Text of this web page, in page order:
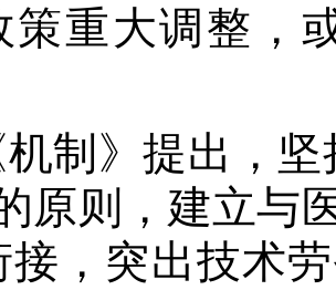
策重大调整，
机制》提出，
原则，建立与
接，突出技术